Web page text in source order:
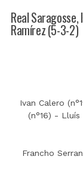
Real
Ramírez (5-3-2)
Ivan Calero
(n°16) -
Francho